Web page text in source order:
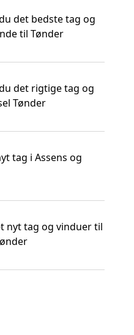
det bedste tag og
til Tønder
det rigtige tag og
Tønder
tag i Assens og
nyt tag og vinduer til